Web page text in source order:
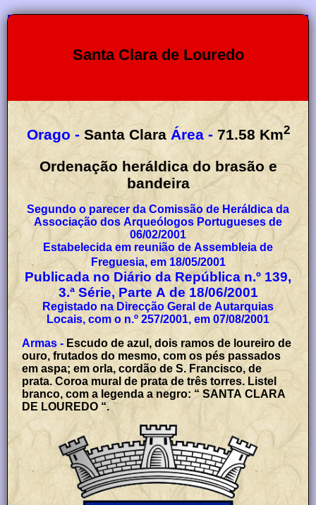
Santa Clara de Louredo
Orago - Santa Clara Área - 71.58 Km2
Ordenação heráldica do brasão e
bandeira
Segundo o parecer da Comissão de Heráldica da
Associação dos Arqueólogos Portugueses de
06/02/2001
Estabelecida em reunião de Assembleia de
Freguesia, em 18/05/2001
Publicada no Diário da República n.º 139,
3.ª Série, Parte A de 18/06/2001
Registado na Direcção Geral de Autarquias
Locais, com o n.º 257/2001, em 07/08/2001
Armas - Escudo de azul, dois ramos de loureiro de
ouro, frutados do mesmo, com os pés passados
em aspa; em orla, cordão de S. Francisco, de
prata. Coroa mural de prata de três torres. Listel
branco, com a legenda a negro: “ SANTA CLARA
DE LOUREDO “.